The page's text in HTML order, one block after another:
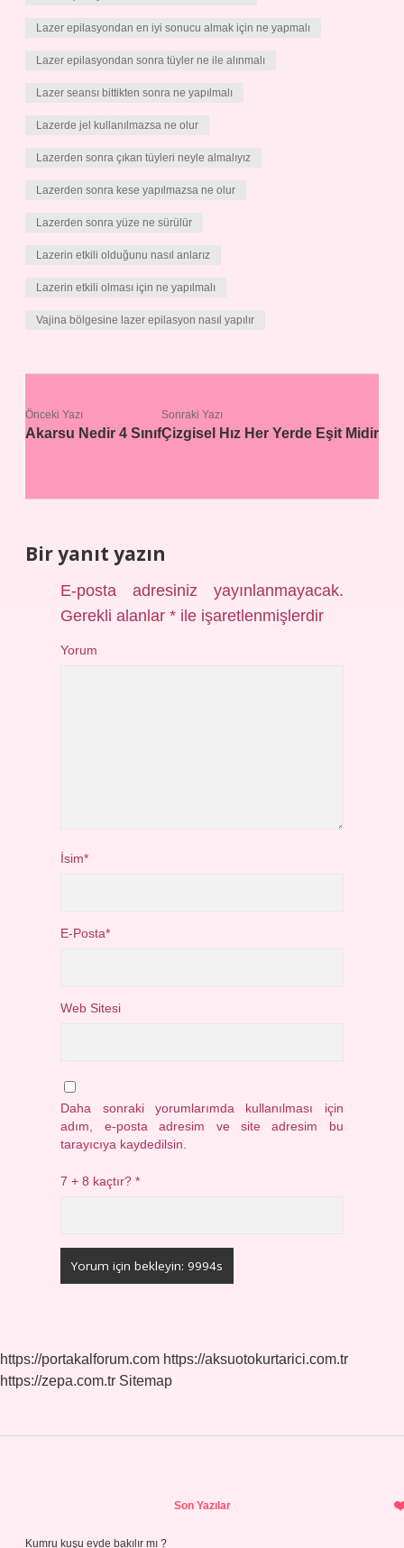
Lazer epilasyondan en iyi sonucu almak için ne yapmalı
Lazer epilasyondan sonra tüyler ne ile alınmalı
Lazer seansı bittikten sonra ne yapılmalı
Lazerde jel kullanılmazsa ne olur
Lazerden sonra çıkan tüyleri neyle almalıyız
Lazerden sonra kese yapılmazsa ne olur
Lazerden sonra yüze ne sürülür
Lazerin etkili olduğunu nasıl anlarız
Lazerin etkili olması için ne yapılmalı
Vajina bölgesine lazer epilasyon nasıl yapılır
Önceki Yazı
Akarsu Nedir 4 Sınıf
Sonraki Yazı
Çizgisel Hız Her Yerde Eşit Midir
Bir yanıt yazın
E-posta adresiniz yayınlanmayacak.
Gerekli alanlar* ile işaretlenmişlerdir
Yorum
İsim*
E-Posta*
Web Sitesi
Daha sonraki yorumlarımda kullanılması için
adım, e-posta adresim ve site adresim bu
tarayıcıya kaydedilsin.
7 + 8 kaçtır?*
https://portakalforum.com https://aksuotokurtarici.com.tr
https://zepa.com.tr Sitemap
Son Yazılar
Kumru kuşu evde bakılır mı ?